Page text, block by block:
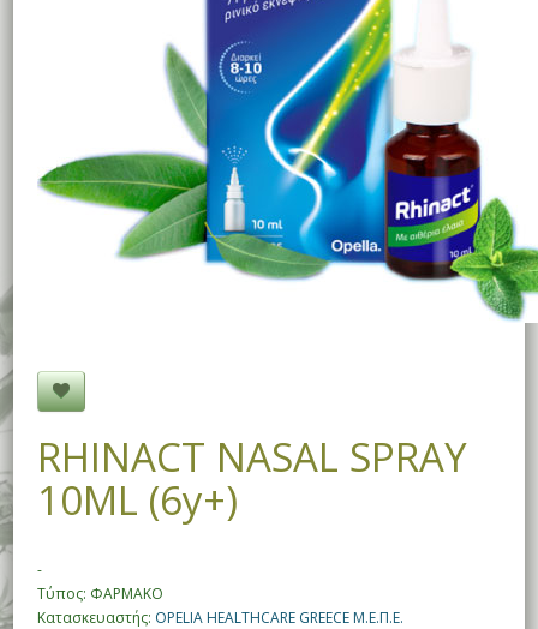
RHINACT NASAL SPRAY
10ML (6y+)
-
Τύπος: ΦΑΡΜΑΚΟ
Κατασκευαστής: OPELIA HEALTHCARE GREECE M.Ε.Π.Ε.